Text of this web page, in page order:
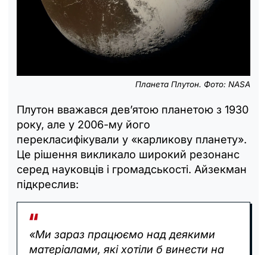
Планета Плутон. Фото: NASA
Плутон вважався дев’ятою планетою з 1930
року, але у 2006-му його
перекласифікували у «карликову планету».
Це рішення викликало широкий резонанс
серед науковців і громадськості. Айзекман
підкреслив:
«Ми зараз працюємо над деякими
матеріалами, які хотіли б винести на